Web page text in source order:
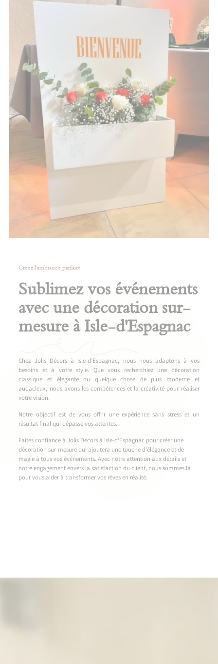
Créez l'ambiance parfaite
Sublimez vos événements
avec une décoration sur-
mesure à Isle-d'Espagnac
Chez Jolis Décors à Isle-d’Espagnac, nous nous adaptons à vos
besoins et à votre style. Que vous recherchiez une décoration
classique et élégante ou quelque chose de plus moderne et
audacieux, nous avons les compétences et la créativité pour réaliser
votre vision.
Notre objectif est de vous offrir une expérience sans stress et un
résultat final qui dépasse vos attentes.
Faites confiance à Jolis Décors à Isle-d’Espagnac pour créer une
décoration sur-mesure qui ajoutera une touche d’élégance et de
magie à tous vos événements. Avec notre attention aux détails et
notre engagement envers la satisfaction du client, nous sommes là
pour vous aider à transformer vos rêves en réalité.